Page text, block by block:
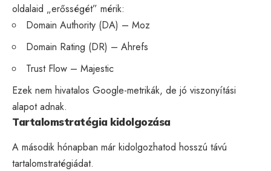
oldalaid „erősségét” mérik:
Domain Authority (DA) – Moz
Domain Rating (DR) – Ahrefs
Trust Flow – Majestic
Ezek nem hivatalos Google-metrikák, de jó viszonyítási
alapot adnak.
Tartalomstratégia kidolgozása
A második hónapban már kidolgozhatod hosszú távú
tartalomstratégiádat.